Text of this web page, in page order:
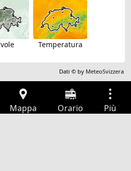
Temperatura
Dati © by MeteoSvizzera
Mappa Orario Più